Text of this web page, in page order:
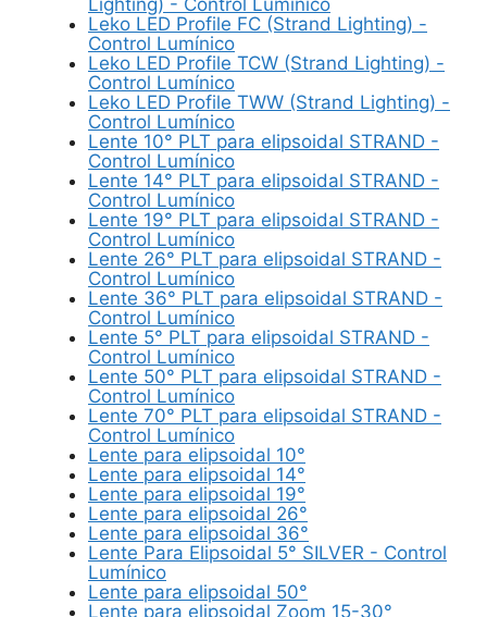
Leko LED Profile FC (Strand Lighting) -
Control Lumínico
Leko LED Profile TCW (Strand Lighting) -
Control Lumínico
Leko LED Profile TWW (Strand Lighting) -
Control Lumínico
Lente 10° PLT para elipsoidal STRAND -
Control Lumínico
Lente 14° PLT para elipsoidal STRAND -
Control Lumínico
Lente 19° PLT para elipsoidal STRAND -
Control Lumínico
Lente 26° PLT para elipsoidal STRAND -
Control Lumínico
Lente 36° PLT para elipsoidal STRAND -
Control Lumínico
Lente 5° PLT para elipsoidal STRAND -
Control Lumínico
Lente 50° PLT para elipsoidal STRAND -
Control Lumínico
Lente 70° PLT para elipsoidal STRAND -
Control Lumínico
Lente para elipsoidal 10°
Lente para elipsoidal 14°
Lente para elipsoidal 19°
Lente para elipsoidal 26°
Lente para elipsoidal 36°
Lente Para Elipsoidal 5° SILVER - Control
Lumínico
Lente para elipsoidal 50°
Lente para elipsoidal Zoom 15-30°